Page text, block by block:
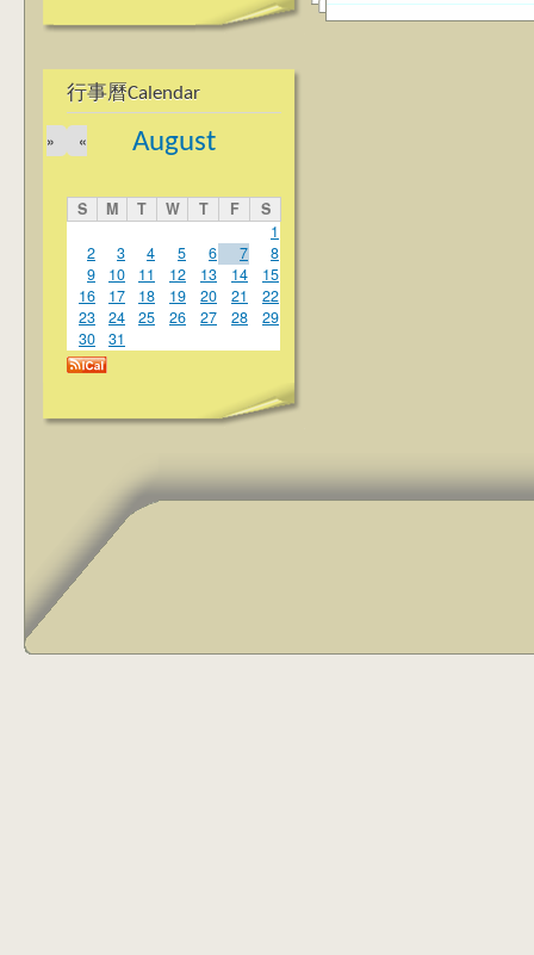
行事曆Calendar
August
«
»
S M T W T F
S
1
2
3 4 5 6 7
8
9
10 11 12 13 14
15
16
17 18 19 20 21
22
23
24 25 26 27 28
29
30
31